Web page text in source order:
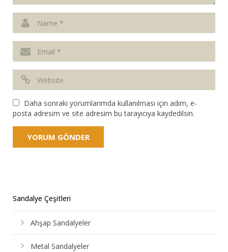
Daha sonraki yorumlarımda kullanılması için adım, e-
posta adresim ve site adresim bu tarayıcıya kaydedilsin.
Sandalye Çeşitleri
Ahşap Sandalyeler
Metal Sandalyeler